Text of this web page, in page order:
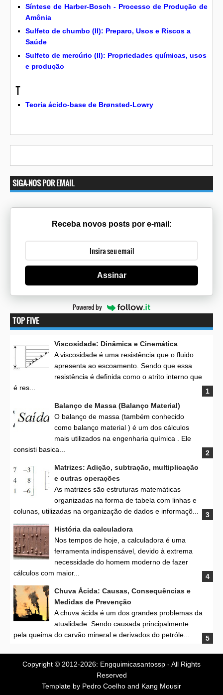
Síntese de Harber-Bosch - Processo de Produção de
Amônia
Sulfeto de chumbo (II): Preparo, Usos e Riscos a
Saúde
Sulfeto de mercúrio (II): Propriedades químicas, usos
e produção
T
Teoria ácido-base de Brønsted-Lowry
SIGA-NOS POR EMAIL
Receba novos posts por e-mail:
Assinar
Powered by
TOP FIVE
Viscosidade: Dinâmica e Cinemática
A viscosidade é uma resistência que o fluido
apresenta ao escoamento. Sendo que essa
resistência é definida como o atrito interno que
é res...
Balanço de Massa (Balanço Material)
O balanço de massa (também conhecido
como balanço material ) é um dos cálculos
mais utilizados na engenharia química . Ele
consisti basica...
Matrizes: Adição, subtração, multiplicação
e outras operações
As matrizes são estruturas matemáticas
organizadas na forma de tabela com linhas e
colunas, utilizadas na organização de dados e informaçõ...
História da calculadora
Nos tempos de hoje, a calculadora é uma
ferramenta indispensável, devido à extrema
necessidade do homem moderno de fazer
cálculos com maior...
Chuva Ácida: Causas, Consequências e
Medidas de Prevenção
A chuva ácida é um dos grandes problemas da
atualidade. Sendo causada principalmente
pela queima do carvão mineral e derivados do petróle...
Copyright © 2012-2026: Engquimicasantossp - All Rights
Reserved
Template by Pedro Coelho and Kang Mousir